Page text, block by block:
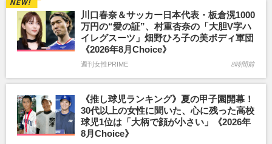
川口春奈＆サッカー日本代表・板倉滉1000
万円の“愛の証”、村重杏奈の「大胆V字ハ
イレグスーツ」畑野ひろ子の美ボディ軍団
《2026年8月Choice》
週刊女性PRIME 8時間前
《推し球児ランキング》夏の甲子園開幕！
30代以上の女性に聞いた、心に残った高校
球児1位は「大柄で顔が小さい」《2026年
8月Choice》